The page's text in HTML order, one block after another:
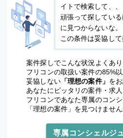
イトで検索して、、
頑張って探してい
に見つからないな。
この条件は妥協して
案件探しでこんな状況よくあ
フリコンの取扱い案件の85%
妥協しない「理想の案件」 を
あなたにピッタリの案件・求人
フリコンであなた専属のコン
「理想の案件」を見つけません
専属コンシェルジ